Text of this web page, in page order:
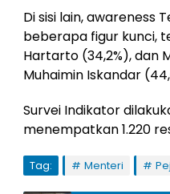
Di sisi lain, awareness
beberapa figur kunci,
Hartarto (34,2%), dan
Muhaimin Iskandar
Survei Indikator
menempatkan 1.220
Tag: Menteri